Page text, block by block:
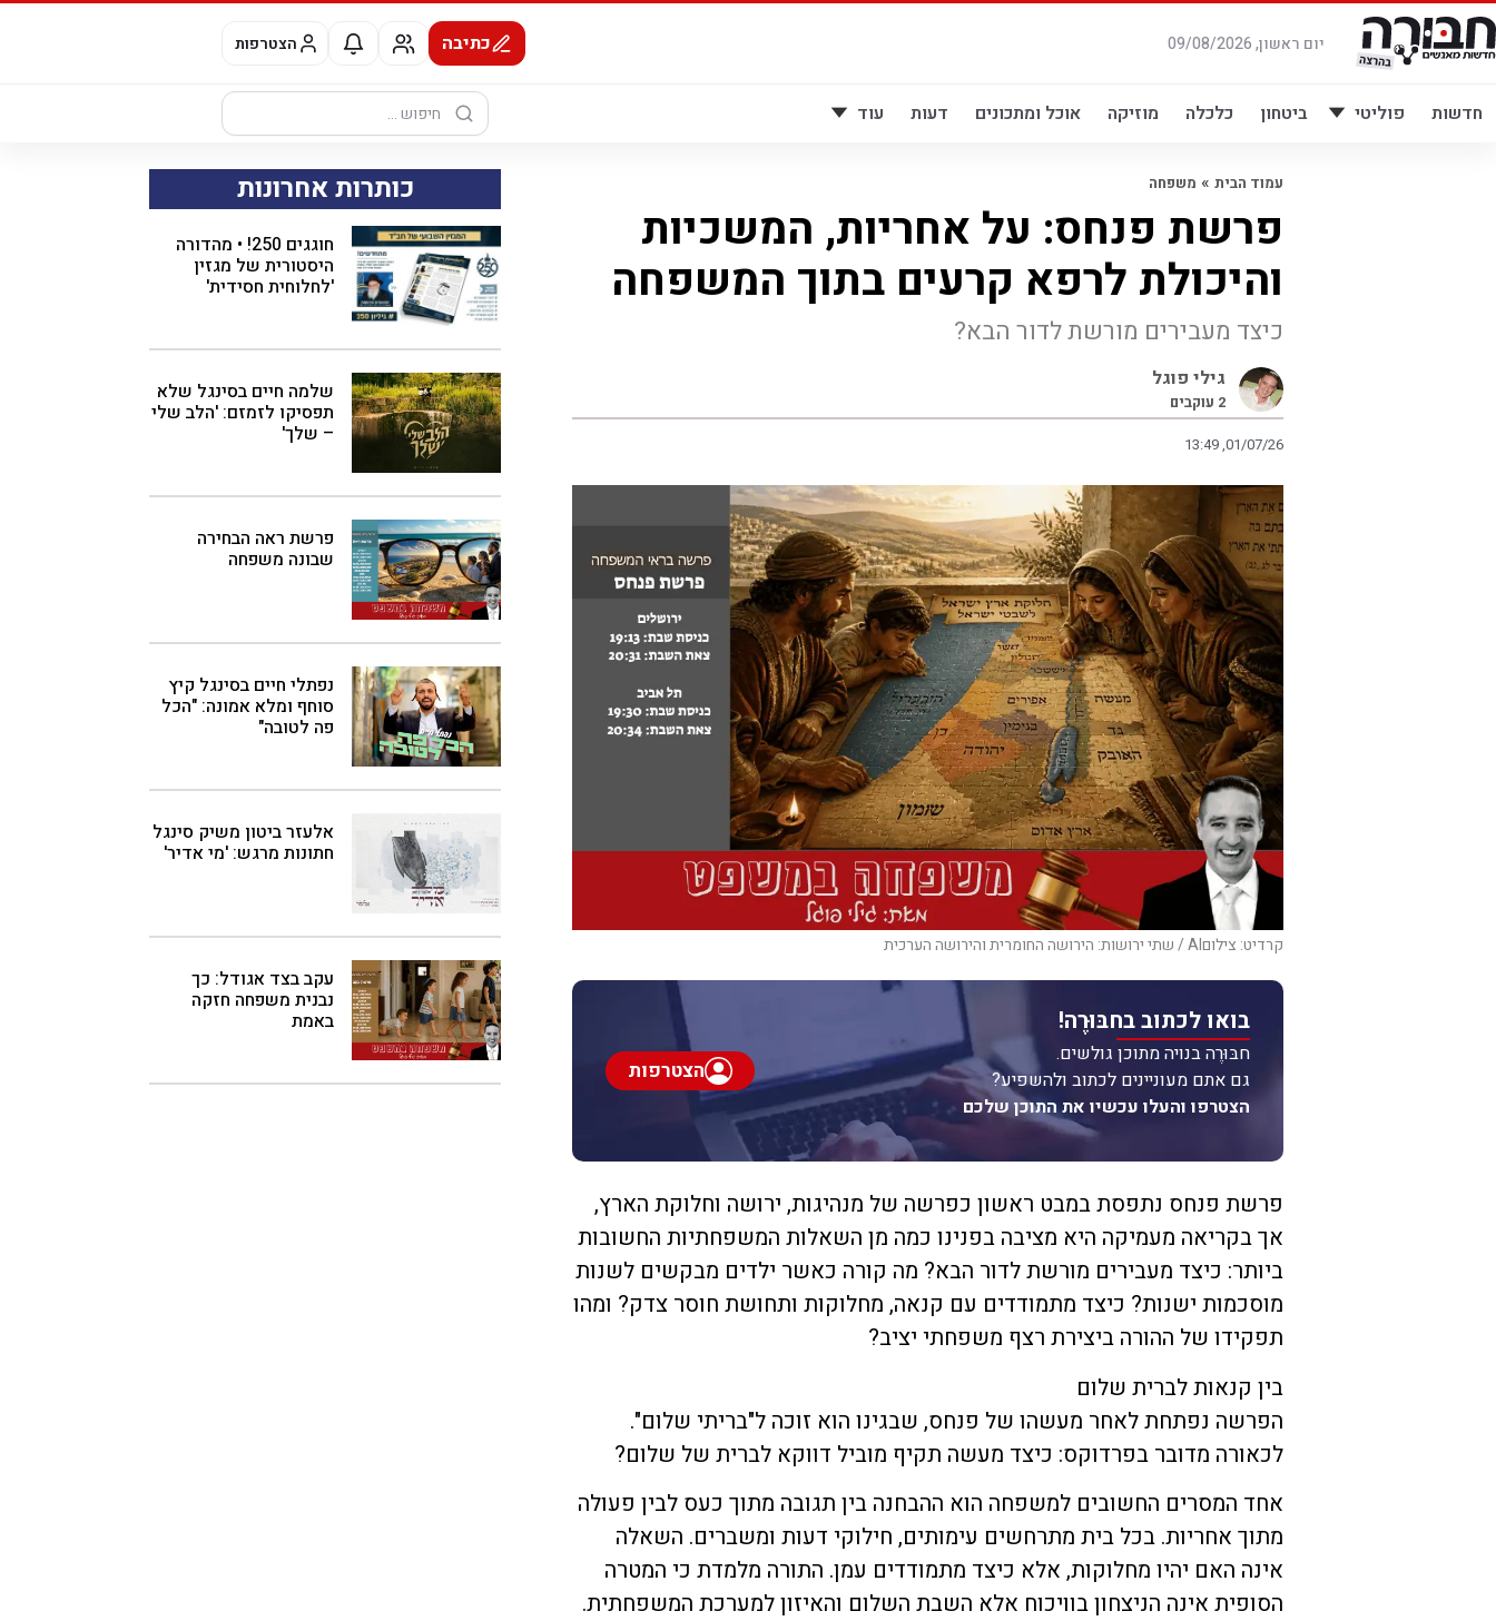
דלג
לתוכן
יום ראשון, 09/08/2026 כתיבה הצטרפות
חדשות פוליטי ביטחון כלכלה מוזיקה אוכל ומתכונים דעות עוד
חיפוש:
עמוד הבית » משפחה
פרשת פנחס: על אחריות, המשכיות
והיכולת לרפא קרעים בתוך המשפחה
כיצד מעבירים מורשת לדור הבא?
גילי פוגל
2 עוקבים
13:49 ,01/07/26
קרדיט: צילוםAI / שתי ירושות: הירושה החומרית והירושה הערכית
בואו לכתוב בחבּוּרֶה!
חבּוּרֶה בנויה מתוכן גולשים.
גם אתם מעוניינים לכתוב ולהשפיע?
הצטרפו והעלו עכשיו את התוכן שלכם
הצטרפות
פרשת פנחס נתפסת במבט ראשון כפרשה של מנהיגות, ירושה וחלוקת הארץ,
אך בקריאה מעמיקה היא מציבה בפנינו כמה מן השאלות המשפחתיות החשובות
ביותר: כיצד מעבירים מורשת לדור הבא? מה קורה כאשר ילדים מבקשים לשנות
מוסכמות ישנות? כיצד מתמודדים עם קנאה, מחלוקות ותחושת חוסר צדק? ומהו
תפקידו של ההורה ביצירת רצף משפחתי יציב?
בין קנאות לברית שלום
הפרשה נפתחת לאחר מעשהו של פנחס, שבגינו הוא זוכה ל"בריתי שלום".
לכאורה מדובר בפרדוקס: כיצד מעשה תקיף מוביל דווקא לברית של שלום?
אחד המסרים החשובים למשפחה הוא ההבחנה בין תגובה מתוך כעס לבין פעולה
מתוך אחריות. בכל בית מתרחשים עימותים, חילוקי דעות ומשברים. השאלה
אינה האם יהיו מחלוקות, אלא כיצד מתמודדים עמן. התורה מלמדת כי המטרה
הסופית אינה הניצחון בוויכוח אלא השבת השלום והאיזון למערכת המשפחתית.
כותרות אחרונות
חוגגים 250! • מהדורה
היסטורית של מגזין
'לחלוחית חסידית'
שלמה חיים בסינגל שלא
תפסיקו לזמזם: 'הלב שלי
– שלך'
פרשת ראה הבחירה
שבונה משפחה
נפתלי חיים בסינגל קיץ
סוחף ומלא אמונה: "הכל
פה לטובה"
אלעזר ביטון משיק סינגל
חתונות מרגש: 'מי אדיר'
עקב בצד אגודל: כך
נבנית משפחה חזקה
באמת